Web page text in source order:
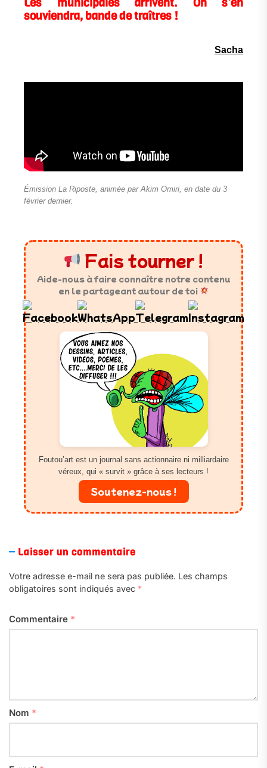
souviendra, bande de traîtres !
Sacha
Émission La Riposte, animée par Akim Omiri, en date du 3
février dernier.
Fais tourner !
Aide-nous à faire connaître notre contenu
en le partageant autour de toi
Foutou’art est un journal sans actionnaire ni milliardaire
véreux, qui « survit » grâce à ses lecteurs !
Soutenez-nous !
Laisser un commentaire
Votre adresse e-mail ne sera pas publiée. Les champs
obligatoires sont indiqués avec *
Commentaire *
Nom *